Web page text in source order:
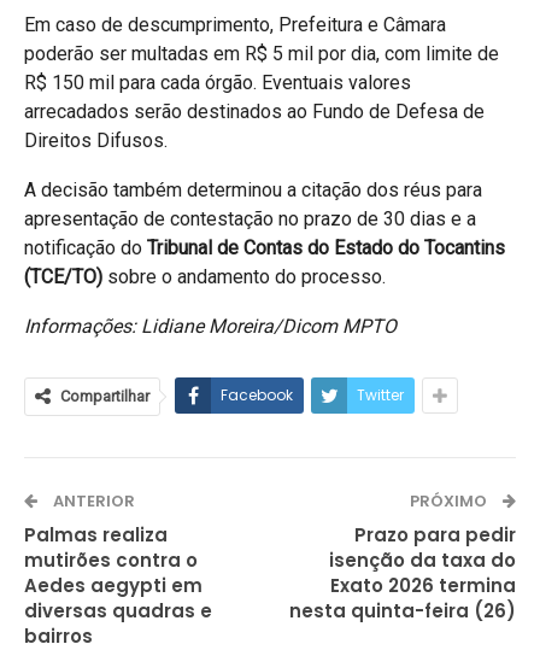
Em caso de descumprimento, Prefeitura e Câmara
poderão ser multadas em R$ 5 mil por dia, com limite de
R$ 150 mil para cada órgão. Eventuais valores
arrecadados serão destinados ao Fundo de Defesa de
Direitos Difusos.
A decisão também determinou a citação dos réus para
apresentação de contestação no prazo de 30 dias e a
notificação do Tribunal de Contas do Estado do Tocantins
(TCE/TO) sobre o andamento do processo.
Informações: Lidiane Moreira/Dicom MPTO
Compartilhar Facebook Twitter
ANTERIOR
Palmas realiza
mutirões contra o
Aedes aegypti em
diversas quadras e
bairros
PRÓXIMO
Prazo para pedir
isenção da taxa do
Exato 2026 termina
nesta quinta-feira (26)